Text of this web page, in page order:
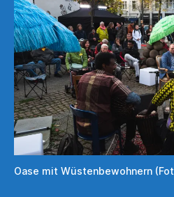
Oase mit Wüstenbewohnern